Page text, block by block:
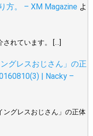
方。 – XM Magazine よ
されています。 […]
グレスおじさん」の正
| Nacky –
ングレスおじさん」の正体